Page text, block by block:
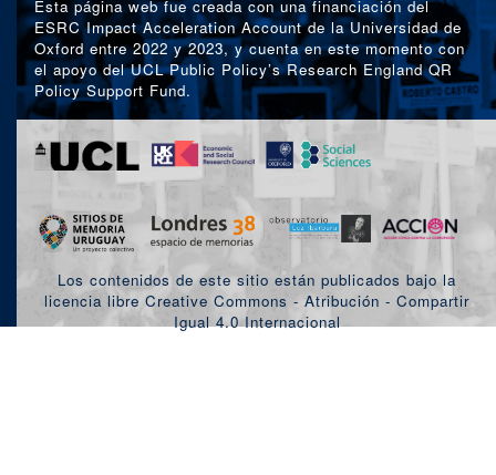
Esta página web fue creada con una financiación del
ESRC Impact Acceleration Account de la Universidad de
Oxford entre 2022 y 2023, y cuenta en este momento con
el apoyo del UCL Public Policy’s Research England QR
Policy Support Fund.
Los contenidos de este sitio están publicados bajo la
licencia libre Creative Commons - Atribución - Compartir
Igual 4.0 Internacional